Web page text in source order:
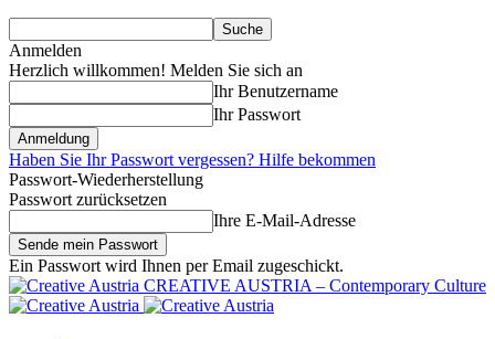
Anmelden
Herzlich willkommen! Melden Sie sich an
Ihr Benutzername
Ihr Passwort
Haben Sie Ihr Passwort vergessen? Hilfe bekommen
Passwort-Wiederherstellung
Passwort zurücksetzen
Ihre E-Mail-Adresse
Ein Passwort wird Ihnen per Email zugeschickt.
CREATIVE AUSTRIA – Contemporary Culture